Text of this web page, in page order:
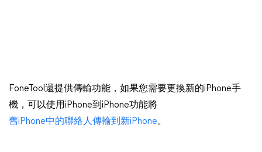
FoneTool還提供傳輸功能，如果您需要更換新的iPhone手
機，可以使用iPhone到iPhone功能將
舊iPhone中的聯絡人傳輸到新iPhone。